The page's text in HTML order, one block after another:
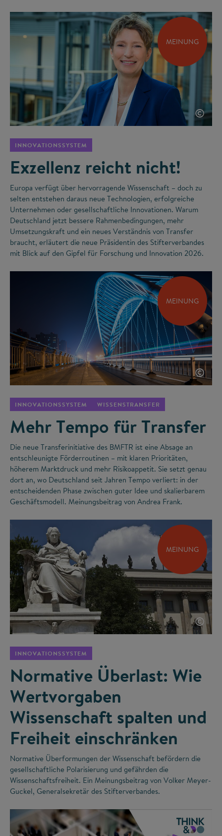
MEINUNG
©
INNOVATIONSSYSTEM
Exzellenz reicht nicht!
Europa verfügt über hervorragende Wissenschaft – doch zu
selten entstehen daraus neue Technologien, erfolgreiche
Unternehmen oder gesellschaftliche Innovationen. Warum
Deutschland jetzt bessere Rahmenbedingungen, mehr
Umsetzungskraft und ein neues Verständnis von Transfer
braucht, erläutert die neue Präsidentin des Stifterverbandes
mit Blick auf den Gipfel für Forschung und Innovation 2026.
MEINUNG
©
INNOVATIONSSYSTEM WISSENSTRANSFER
Mehr Tempo für Transfer
Die neue Transferinitiative des BMFTR ist eine Absage an
entschleunigte Förderroutinen – mit klaren Prioritäten,
höherem Marktdruck und mehr Risikoappetit. Sie setzt genau
dort an, wo Deutschland seit Jahren Tempo verliert: in der
entscheidenden Phase zwischen guter Idee und skalierbarem
Geschäftsmodell. Meinungsbeitrag von Andrea Frank.
MEINUNG
©
INNOVATIONSSYSTEM
Normative Überlast: Wie
Wertvorgaben
Wissenschaft spalten und
Freiheit einschränken
Normative Überformungen der Wissenschaft befördern die
gesellschaftliche Polarisierung und gefährden die
Wissenschaftsfreiheit. Ein Meinungsbeitrag von Volker Meyer-
Guckel, Generalsekretär des Stifterverbandes.